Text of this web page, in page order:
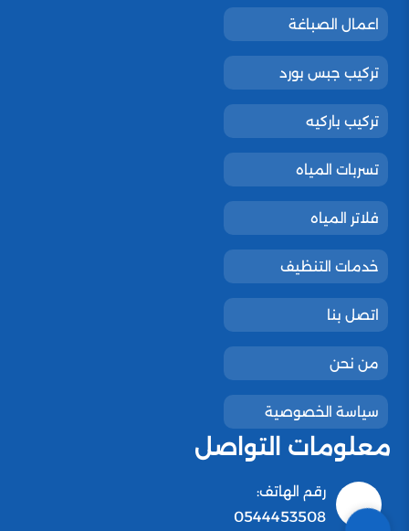
اعمال الصباغة
تركيب جبس بورد
تركيب باركيه
تسربات المياه
فلاتر المياه
خدمات التنظيف
اتصل بنا
من نحن
سياسة الخصوصية
معلومات التواصل
رقم الهاتف:
0544453508